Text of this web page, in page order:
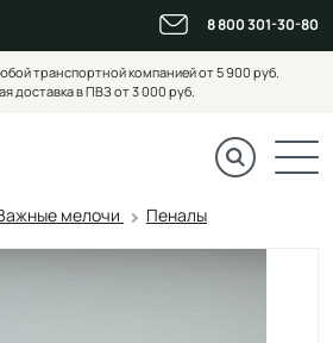
8 800 301-30-80
транспортной компанией от 5 900 руб.
доставка в ПВЗ от 3 000 руб.
мелочи Пеналы